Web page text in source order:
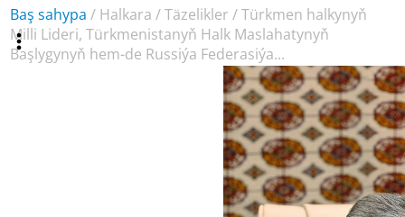
Baş sahypa / Halkara /Täzelikler /Türkmen halkynyň
Milli Lideri, Türkmenistanyň Halk Maslahatynyň
Başlygynyň hem-de Russiýa Federasiýa...